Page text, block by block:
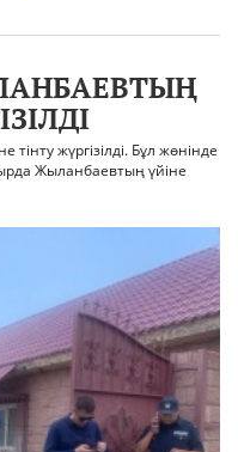
жүргізілді. Бұл жөнінде
Жыланбаевтың үйіне